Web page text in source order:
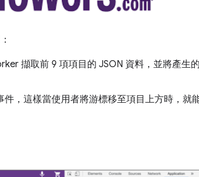
擷取前 9 項項目的 JSON 資料，並將產生
件，這樣當使用者將游標移至項目上方時，就